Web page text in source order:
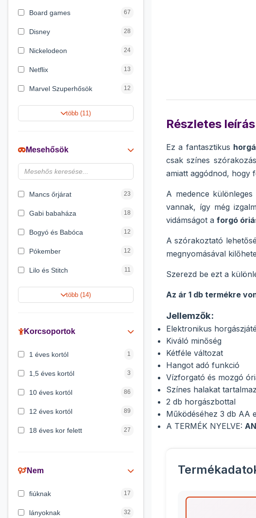
Board games 67
Disney 28
Nickelodeon 24
Netflix 13
Marvel Szuperhősök 12
Rubik bűvös kocka 10
Noris
Disney hercegnők 6
több (11)
Mesehősök
Mancs őrjárat 23
Gabi babaháza 18
Bogyó és Babóca 12
Pókember 12
Lilo és Stitch 11
Jégvarázs 9
Peppa malac
több (14)
Korcsoportok
1 éves kortól 1
1,5 éves kortól 3
10 éves kortól 86
12 éves kortól 89
18 éves kor felett 27
3 éves kortól 200
Nem
fiúknak 17
lányoknak 32
Részletes leírás
Ez a fantasztikus
csak színes
amiatt aggódnod, hogy
A medence
vannak, így még
vidámságot a forgó
A szórakoztató
megnyomásával
Szerezd be ezt a
Az ár 1 db termékre
Jellemzők:
Elektronikus
Kiváló minőség
Kétféle változat
Hangot adó funkció
Vízforgató és mozgó
Színes halakat tartalmaz
2 db horgászbottal
Működéséhez 3 db AA
A TERMÉK NYELVE: